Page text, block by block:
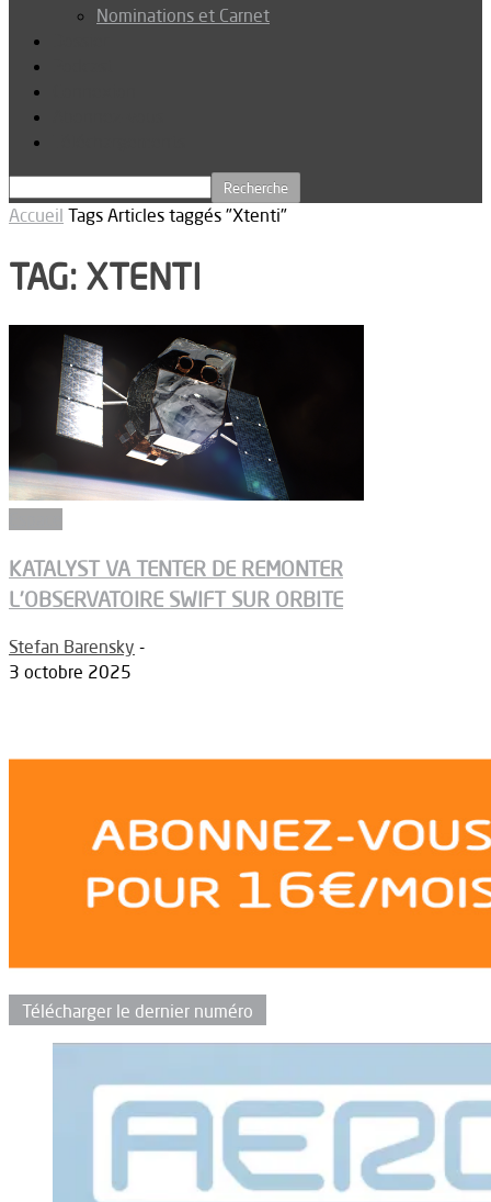
Nominations et Carnet
Accueil Tags Articles taggés "Xtenti"
TAG: XTENTI
KATALYST VA TENTER DE REMONTER
L’OBSERVATOIRE SWIFT SUR ORBITE
Stefan Barensky -
3 octobre 2025
Télécharger le dernier numéro